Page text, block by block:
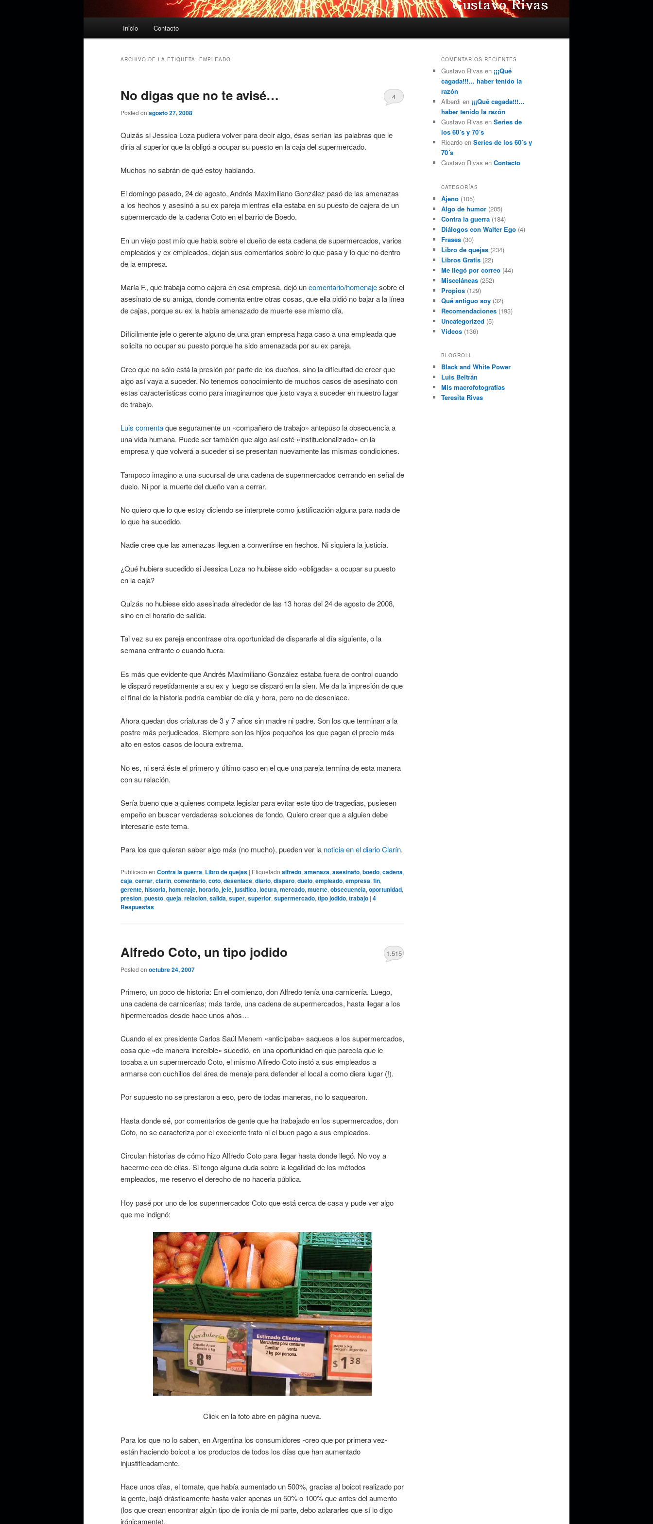
Inicio Contacto
ARCHIVO DE LA ETIQUETA: EMPLEADO
No digas que no te avisé…
Posted on agosto 27, 2008
4
Quizás si Jessica Loza pudiera volver para decir algo, ésas serían las palabras que le
diría al superior que la obligó a ocupar su puesto en la caja del supermercado.
Muchos no sabrán de qué estoy hablando.
El domingo pasado, 24 de agosto, Andrés Maximiliano González pasó de las amenazas
a los hechos y asesinó a su ex pareja mientras ella estaba en su puesto de cajera de un
supermercado de la cadena Coto en el barrio de Boedo.
En un viejo post mío que habla sobre el dueño de esta cadena de supermercados, varios
empleados y ex empleados, dejan sus comentarios sobre lo que pasa y lo que no dentro
de la empresa.
María F., que trabaja como cajera en esa empresa, dejó uncomentario/homenajesobre el
asesinato de su amiga, donde comenta entre otras cosas, que ella pidió no bajar a la línea
de cajas, porque su ex la había amenazado de muerte ese mismo día.
Difícilmente jefe o gerente alguno de una gran empresa haga caso a una empleada que
solicita no ocupar su puesto porque ha sido amenazada por su ex pareja.
Creo que no sólo está la presión por parte de los dueños, sino la dificultad de creer que
algo así vaya a suceder. No tenemos conocimiento de muchos casos de asesinato con
estas características como para imaginarnos que justo vaya a suceder en nuestro lugar
de trabajo.
Luis comentaque seguramente un «compañero de trabajo» antepuso la obsecuencia a
una vida humana. Puede ser también que algo así esté «institucionalizado» en la
empresa y que volverá a suceder si se presentan nuevamente las mismas condiciones.
Tampoco imagino a una sucursal de una cadena de supermercados cerrando en señal de
duelo. Ni por la muerte del dueño van a cerrar.
No quiero que lo que estoy diciendo se interprete como justificación alguna para nada de
lo que ha sucedido.
Nadie cree que las amenazas lleguen a convertirse en hechos. Ni siquiera la justicia.
¿Qué hubiera sucedido si Jessica Loza no hubiese sido «obligada» a ocupar su puesto
en la caja?
Quizás no hubiese sido asesinada alrededor de las 13 horas del 24 de agosto de 2008,
sino en el horario de salida.
Tal vez su ex pareja encontrase otra oportunidad de dispararle al día siguiente, o la
semana entrante o cuando fuera.
Es más que evidente que Andrés Maximiliano González estaba fuera de control cuando
le disparó repetidamente a su ex y luego se disparó en la sien. Me da la impresión de que
el final de la historia podría cambiar de día y hora, pero no de desenlace.
Ahora quedan dos criaturas de 3 y 7 años sin madre ni padre. Son los que terminan a la
postre más perjudicados. Siempre son los hijos pequeños los que pagan el precio más
alto en estos casos de locura extrema.
No es, ni será éste el primero y último caso en el que una pareja termina de esta manera
con su relación.
Sería bueno que a quienes competa legislar para evitar este tipo de tragedias, pusiesen
empeño en buscar verdaderas soluciones de fondo. Quiero creer que a alguien debe
interesarle este tema.
Para los que quieran saber algo más (no mucho), pueden ver la noticia en el diario Clarín.
Publicado en Contra la guerra, Libro de quejas | Etiquetado alfredo, amenaza, asesinato, boedo, cadena,
caja, cerrar, clarin, comentario, coto, desenlace, diario, disparo, duelo, empleado, empresa, fin,
gerente, historia, homenaje, horario, jefe, justifica, locura, mercado, muerte, obsecuencia, oportunidad,
presion, puesto, queja, relacion, salida, super, superior, supermercado, tipo jodido, trabajo | 4
Respuestas
Alfredo Coto, un tipo jodido
Posted on octubre 24, 2007
1.515
Primero, un poco de historia: En el comienzo, don Alfredo tenía una carnicería. Luego,
una cadena de carnicerías; más tarde, una cadena de supermercados, hasta llegar a los
hipermercados desde hace unos años…
Cuando el ex presidente Carlos Saúl Menem «anticipaba» saqueos a los supermercados,
cosa que «de manera increíble» sucedió, en una oportunidad en que parecía que le
tocaba a un supermercado Coto, el mismo Alfredo Coto instó a sus empleados a
armarse con cuchillos del área de menaje para defender el local a como diera lugar (!).
Por supuesto no se prestaron a eso, pero de todas maneras, no lo saquearon.
Hasta donde sé, por comentarios de gente que ha trabajado en los supermercados, don
Coto, no se caracteriza por el excelente trato ni el buen pago a sus empleados.
Circulan historias de cómo hizo Alfredo Coto para llegar hasta donde llegó. No voy a
hacerme eco de ellas. Si tengo alguna duda sobre la legalidad de los métodos
empleados, me reservo el derecho de no hacerla pública.
Hoy pasé por uno de los supermercados Coto que está cerca de casa y pude ver algo
que me indignó:
Click en la foto abre en página nueva.
Para los que no lo saben, en Argentina los consumidores -creo que por primera vez-
están haciendo boicot a los productos de todos los días que han aumentado
injustificadamente.
Hace unos días, el tomate, que había aumentado un 500%, gracias al boicot realizado por
la gente, bajó drásticamente hasta valer apenas un 50% o 100% que antes del aumento
(los que crean encontrar algún tipo de ironía de mi parte, debo aclararles que sí lo digo
irónicamente).
COMENTARIOS RECIENTES
Gustavo Rivas en ¡¡¡Qué
cagada!!!… haber tenido la
razón
Alberdi en ¡¡¡Qué cagada!!!…
haber tenido la razón
Gustavo Rivas en Series de
los 60´s y 70´s
Ricardo en Series de los 60´s y
70´s
Gustavo Rivas en Contacto
CATEGORÍAS
Ajeno (105)
Algo de humor (205)
Contra la guerra (184)
Diálogos con Walter Ego (4)
Frases (30)
Libro de quejas (234)
Libros Gratis (22)
Me llegó por correo (44)
Misceláneas (252)
Propios (129)
Qué antiguo soy (32)
Recomendaciones (193)
Uncategorized (5)
Videos (136)
BLOGROLL
Black and White Power
Luis Beltrán
Mis macrofotografías
Teresita Rivas